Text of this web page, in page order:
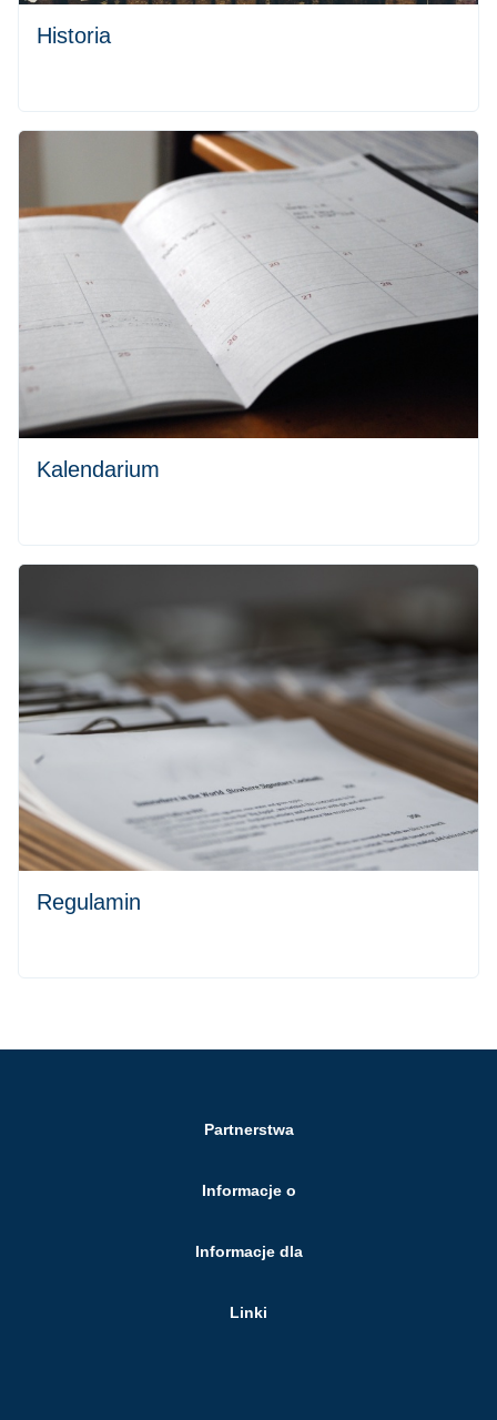
Historia
Kalendarium
Regulamin
Partnerstwa
Informacje o
Informacje dla
Linki